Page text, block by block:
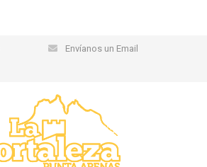
Envíanos un Email